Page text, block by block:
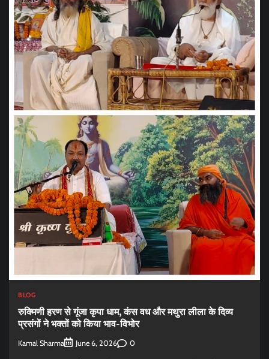
BLOG
रुक्मिणी हरण से गूंजा कृपा धाम, कंस वध और मथुरा लीला के दिव्य
प्रसंगों ने भक्तों को किया भाव-विभोर
Kamal Sharma June 6, 2026 0